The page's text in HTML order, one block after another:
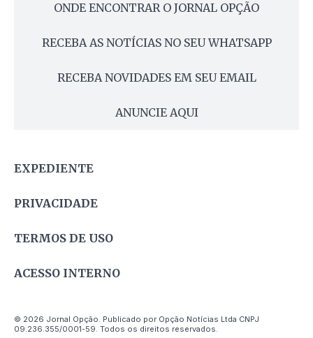
ONDE ENCONTRAR O JORNAL OPÇÃO
RECEBA AS NOTÍCIAS NO SEU WHATSAPP
RECEBA NOVIDADES EM SEU EMAIL
ANUNCIE AQUI
EXPEDIENTE
PRIVACIDADE
TERMOS DE USO
ACESSO INTERNO
© 2026 Jornal Opção. Publicado por Opção Notícias Ltda CNPJ
09.236.355/0001-59. Todos os direitos reservados.